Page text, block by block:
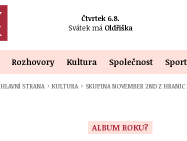
Čtvrtek 6.8.
Svátek má Oldřiška
Rozhovory Kultura Společnost Sport
HLAVNÍ STRANA › KULTURA › SKUPINA NOVEMBER 2ND Z
ALBUM ROKU?